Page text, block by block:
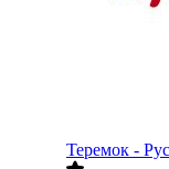
Теремок -